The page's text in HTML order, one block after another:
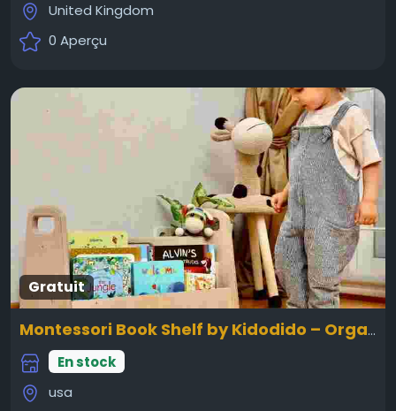
United Kingdom
0 Aperçu
Gratuit
Montessori Book Shelf by Kidodido – Organized Learning Made Easy
En stock
usa